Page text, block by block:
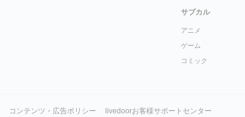
サブカル
アニメ
ゲーム
コミック
コンテンツ・広告ポリシー livedoorお客様サポートセンター